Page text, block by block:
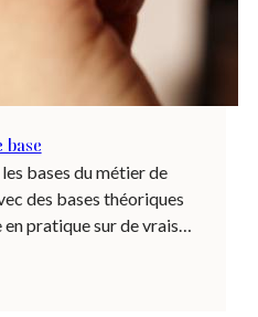
base
bases du métier de
des bases théoriques
pratique sur de vrais
du matériel et des